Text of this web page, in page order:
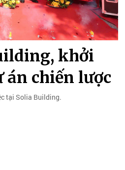
khởi
án chiến lược
tại Solia Building.